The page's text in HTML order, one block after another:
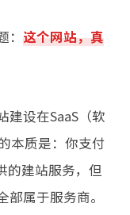
这个网站，真
建设在SaaS（软
本质是：你支付
建站服务，但
属于服务商。